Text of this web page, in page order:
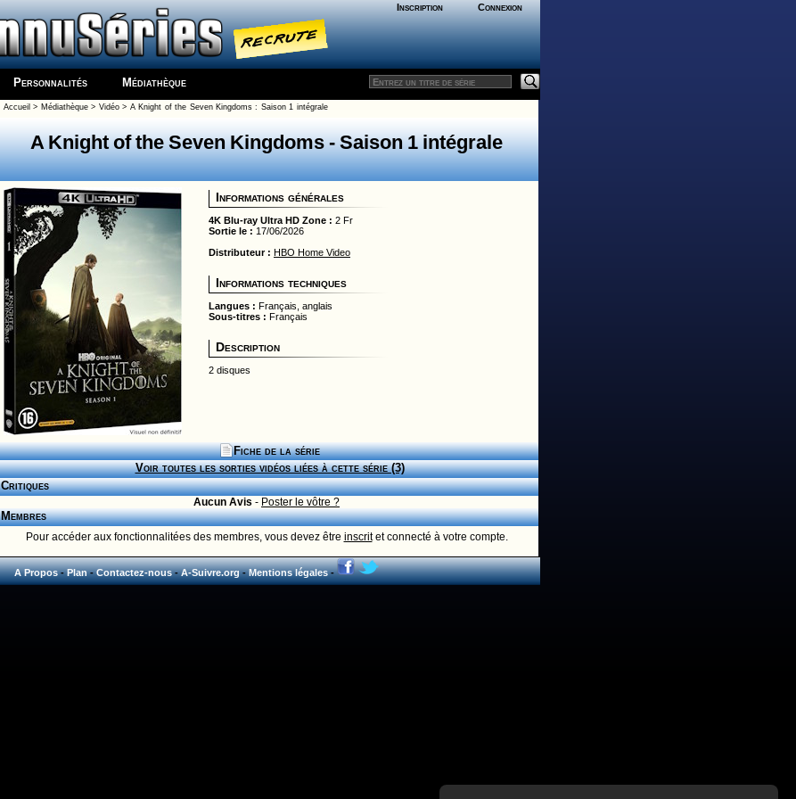
Inscription Connexion
Personnalités Médiathèque
Accueil > Médiathèque> Vidéo> A Knight of the Seven Kingdoms: Saison 1 intégrale
A Knight of the Seven Kingdoms- Saison 1 intégrale
Informations générales
4K Blu-ray Ultra HD Zone : 2 Fr
Sortie le : 17/06/2026
Distributeur : HBO Home Video
Informations techniques
Langues : Français, anglais
Sous-titres : Français
Description
2 disques
Fiche de la série
Voir toutes les sorties vidéos liées à cette série (3)
Critiques
Aucun Avis - Poster le vôtre ?
Membres
Pour accéder aux fonctionnalitées des membres, vous devez être inscritet connecté à votre compte.
A Propos-Plan-Contactez-nous-A-Suivre.org-Mentions légales-